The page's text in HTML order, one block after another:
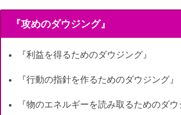
『攻めのダウジング』
『利益を得るためのダウジング』
『行動の指針を作るためのダウジング』
『物のエネルギーを読み取るためのダ